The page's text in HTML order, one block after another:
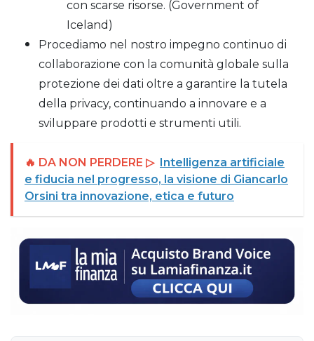
con scarse risorse. (Government of
Iceland)
Procediamo nel nostro impegno continuo di
collaborazione con la comunità globale sulla
protezione dei dati oltre a garantire la tutela
della privacy, continuando a innovare e a
sviluppare prodotti e strumenti utili.
🔥 DA NON PERDERE ▷ Intelligenza artificiale
e fiducia nel progresso, la visione di Giancarlo
Orsini tra innovazione, etica e futuro